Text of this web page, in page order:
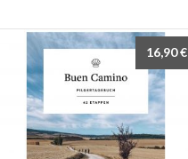
16,90€